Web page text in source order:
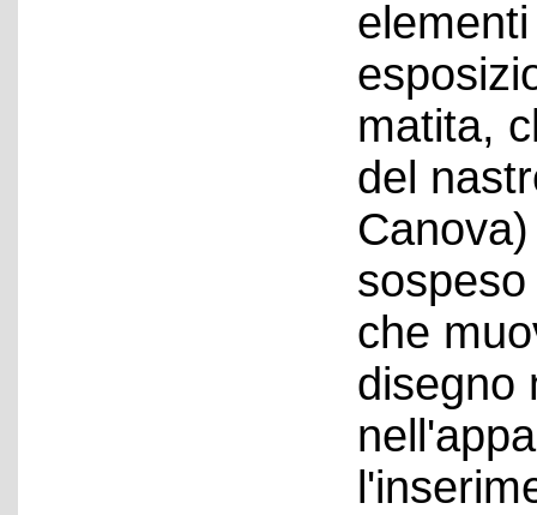
matita,
del
che
disegno